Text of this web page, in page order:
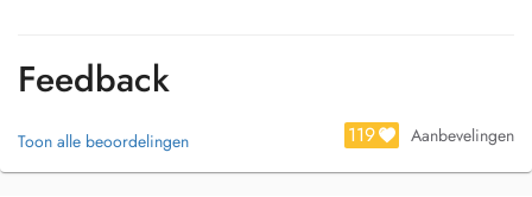
issues, offering guidance to restore balance, confidence, and
connection.
Take the first step toward lasting well-being with a psychologist in
Luxembourg, supporting clarity, resilience, and inner peace.
Feedback
Toon alle beoordelingen 119 Aanbevelingen